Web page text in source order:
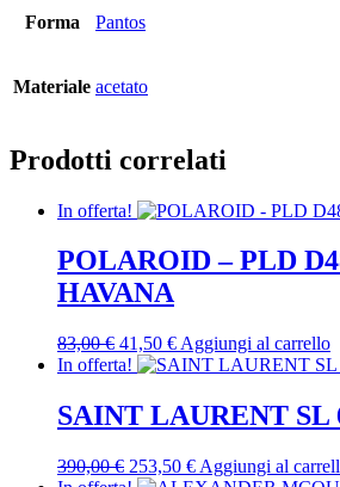
Forma Pantos
Materiale acetato
Prodotti correlati
In offerta!
POLAROID – PLD
HAVANA
83,00€ Il
prezzo
era:
83,00 €.
41,50 €Il
prezzo
è:
41,50 €.
Aggiungi al carrello
In offerta!
SAINT LAURENT SL
390,00€ Il
253,50 €IlAggiungi al